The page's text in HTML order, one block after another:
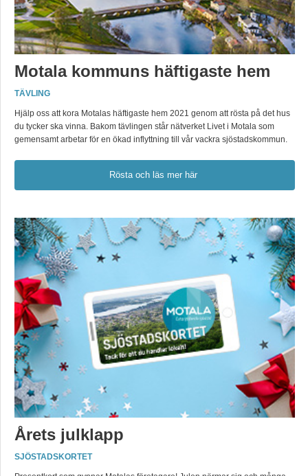
Motala kommuns häftigaste hem
TÄVLING
Hjälp oss att kora Motalas häftigaste hem 2021 genom att rösta på det hus
du tycker ska vinna. Bakom tävlingen står nätverket Livet i Motala som
gemensamt arbetar för en ökad inflyttning till vår vackra sjöstadskommun.
Rösta och läs mer här
Årets julklapp
SJÖSTADSKORTET